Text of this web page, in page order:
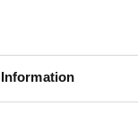
Information